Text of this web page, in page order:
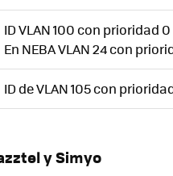
ID VLAN 100 con prioridad 0
En NEBA VLAN 24 con
ID de VLAN 105 con
y Simyo